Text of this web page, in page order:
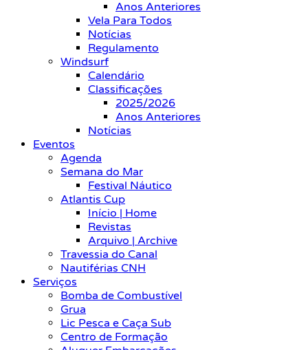
Anos Anteriores
Vela Para Todos
Notícias
Regulamento
Windsurf
Calendário
Classificações
2025/2026
Anos Anteriores
Notícias
Eventos
Agenda
Semana do Mar
Festival Náutico
Atlantis Cup
Início | Home
Revistas
Arquivo | Archive
Travessia do Canal
Nautiférias CNH
Serviços
Bomba de Combustível
Grua
Lic Pesca e Caça Sub
Centro de Formação